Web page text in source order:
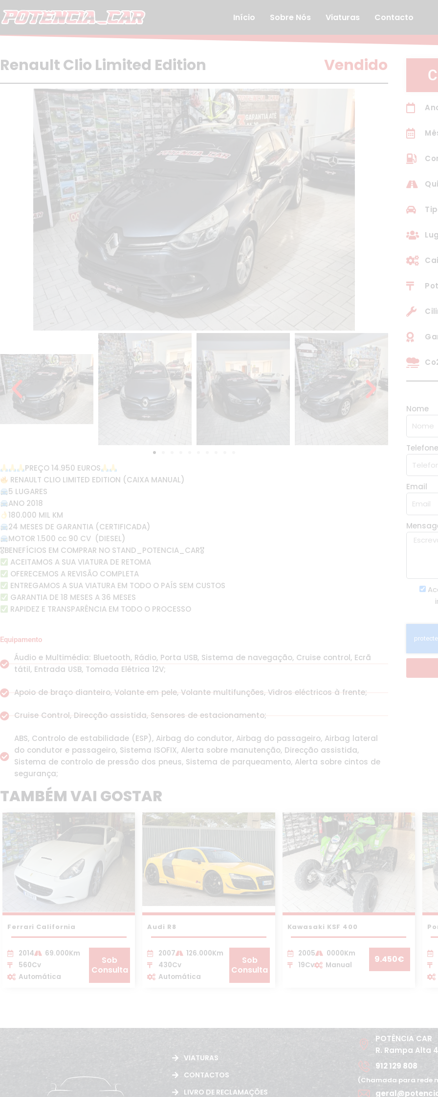
to
Início Sobre Nós Viaturas Contacto
Renault Clio Limited Edition Vendido
PREÇO 14.950 EUROS
RENAULT CLIO LIMITED EDITION (CAIXA MANUAL)
5 LUGARES
ANO 2018
180.000 MIL KM
24 MESES DE GARANTIA (CERTIFICADA)
MOTOR 1.500 cc 90 CV (DIESEL)
🎖BENEFÍCIOS EM COMPRAR NO STAND_POTENCIA_CAR🎖
ACEITAMOS A SUA VIATURA DE RETOMA
OFERECEMOS A REVISÃO COMPLETA
ENTREGAMOS A SUA VIATURA EM TODO O PAÍS SEM CUSTOS
GARANTIA DE 18 MESES A 36 MESES
RAPIDEZ E TRANSPARÊNCIA EM TODO O PROCESSO
Equipamento
Áudio e Multimédia: Bluetooth, Rádio, Porta USB, Sistema de navegação, Cruise control, Ecrã
tátil, Entrada USB, Tomada Elétrica 12V;
Apoio de braço dianteiro, Volante em pele, Volante multifunções, Vidros eléctricos à frente;
Cruise Control, Direcção assistida, Sensores de estacionamento;
ABS, Controlo de estabilidade (ESP), Airbag do condutor, Airbag do passageiro, Airbag lateral
do condutor e passageiro, Sistema ISOFIX, Alerta sobre manutenção, Direcção assistida,
Sistema de controlo de pressão dos pneus, Sistema de parqueamento, Alerta sobre cintos de
segurança;
Nome
Telefone
Email
TAMBÉM VAI GOSTAR
Ferrari California
2014
69.000Km
560Cv
Automática
Sob
Consulta
Audi R8
2007
126.000Km
430Cv
Automática
Sob
Consulta
Kawasaki KSF 400
2005
0000Km
19Cv
Manual
9.450€
VIATURAS
CONTACTOS
LIVRO DE RECLAMAÇÕES
POTÊNCIA CAR
R. Rampa Alta
912 129 808
(Chamada para rede